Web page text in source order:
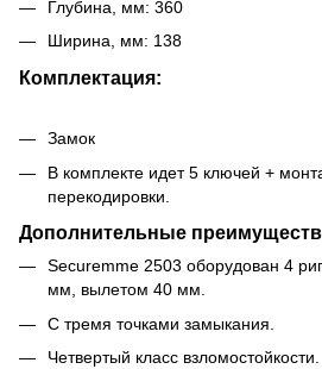
Глубина, мм: 360
Ширина, мм: 138
Комплектация:
Замок
В комплекте идет 5 ключей +
перекодировки.
Дополнительные
Securemme 2503 оборудован 4
мм, вылетом 40 мм.
С тремя точками замыкания.
Четвертый класс взломостойкости.